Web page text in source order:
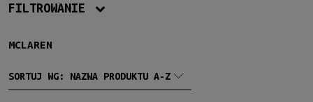
FILTROWANIE
Producent
McLaren (6)
MCLAREN
SORTUJ WG: NAZWA PRODUKTU A-Z